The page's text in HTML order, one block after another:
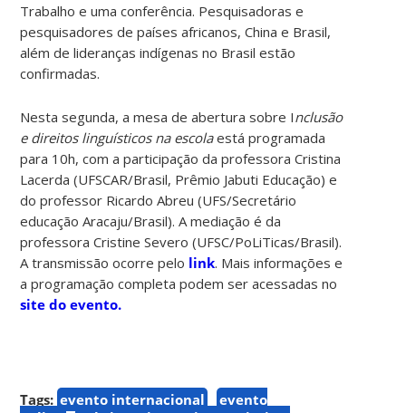
Trabalho e uma conferência. Pesquisadoras e
pesquisadores de países africanos, China e Brasil,
além de lideranças indígenas no Brasil estão
confirmadas.
Nesta segunda, a mesa de abertura sobre Inclusão
e direitos linguísticos na escolaestá programada
para 10h, com a participação da professora Cristina
Lacerda (UFSCAR/Brasil, Prêmio Jabuti Educação) e
do professor Ricardo Abreu (UFS/Secretário
educação Aracaju/Brasil). A mediação é da
professora Cristine Severo (UFSC/PoLiTicas/Brasil).
A transmissão ocorre pelo link. Mais informações e
a programação completa podem ser acessadas no
site do evento.
Tags: evento internacional
evento